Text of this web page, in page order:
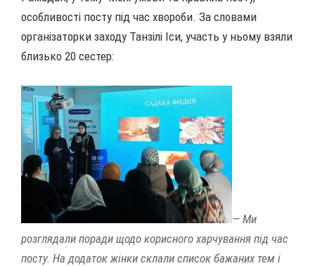
особливості посту під час хвороби. За словами
організаторки заходу Танзілі Іси, участь у ньому взяли
близько 20 сестер:
— Ми
розглядали поради щодо корисного харчування під час
посту. На додаток жінки склали список бажаних тем і